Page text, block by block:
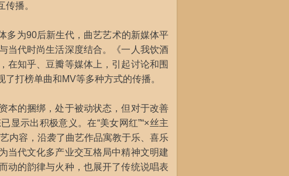
播。
为90后新生代，曲艺艺术的新媒体平
当代时尚生活深度结合。《一人我饮酒
在知乎、豆瓣等媒体上，引起讨论和围
打榜单曲和MV等多种方式的传播。
的捆绑，处于被动状态，但对于改善
显示出积极意义。在“美女网红”“×丝主
内容，沿袭了曲艺作品寓教于乐、喜乐
当代文化多产业交互格局中精神文明建
动的韵律与火种，也展开了传统说唱表